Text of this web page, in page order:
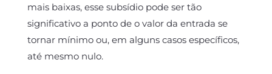
mais baixas, esse subsídio pode ser tão
significativo a ponto de o valor da entrada se
tornar mínimo ou, em alguns casos específicos,
até mesmo nulo.